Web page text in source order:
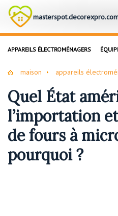
APPAREILS ÉLECTROMÉNAGERS
maison appareils
Quel État
l’importation
de fours à
pourquoi ?